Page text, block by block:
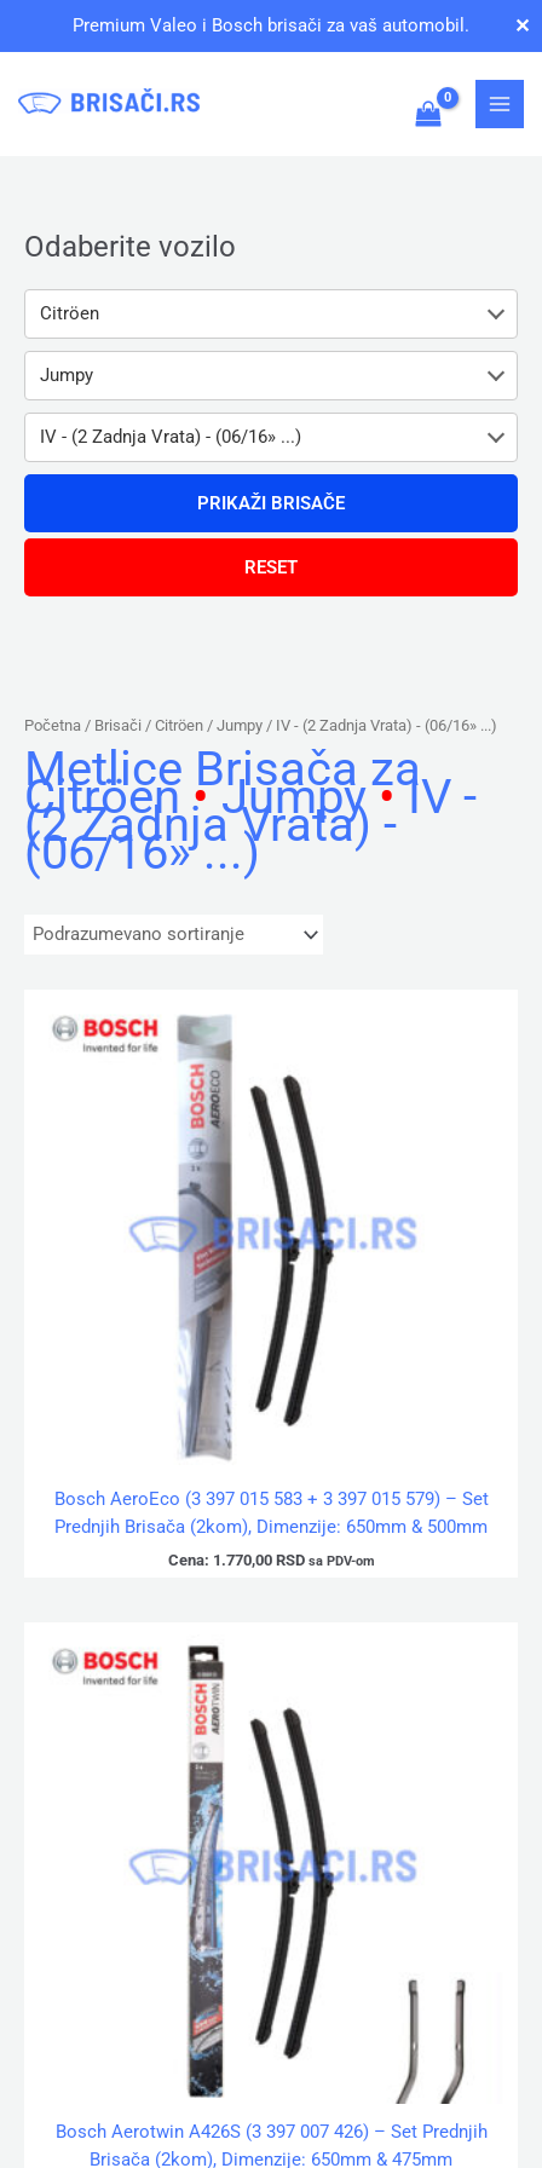
Premium Valeo i Bosch brisači za vaš automobil. ✕
Odaberite vozilo
Citröen
Jumpy
IV - (2 Zadnja Vrata) - (06/16» ...)
Početna / Brisači / Citröen / Jumpy / IV - (2 Zadnja Vrata) - (06/16» ...)
Metlice Brisača za
Citröen •Jumpy•IV -
(2 Zadnja Vrata) -
(06/16» ...)
Bosch AeroEco (3 397 015 583 + 3 397 015 579) – Set
Prednjih Brisača (2kom), Dimenzije: 650mm & 500mm
Cena: 1.770,00 RSD sa PDV-om
Bosch Aerotwin A426S (3 397 007 426) – Set Prednjih
Brisača (2kom), Dimenzije: 650mm & 475mm